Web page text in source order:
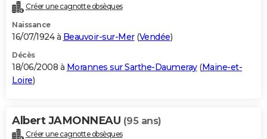
Créer une cagnotte obsèques
Naissance
16/07/1924 à Beauvoir-sur-Mer(Vendée)
Décès
18/06/2008 à Morannes sur Sarthe-Daumeray(Maine-et-
Loire)
Albert JAMONNEAU (95 ans)
Créer une cagnotte obsèques